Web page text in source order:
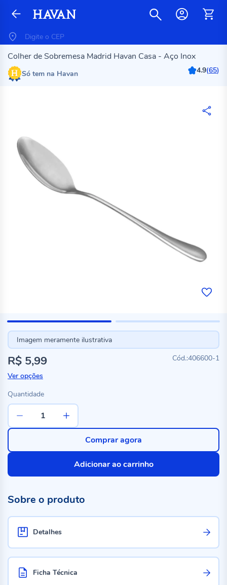
Colher de Sobremesa Madrid Havan Casa - Aço Inox
Só tem na Havan 4.9(65)
Imagem meramente ilustrativa
406600-1
R$ 5,99
Ver opções
Quantidade
Adicionar ao carrinho
Comprar agora
Sobre o produto
Detalhes
Ficha Técnica